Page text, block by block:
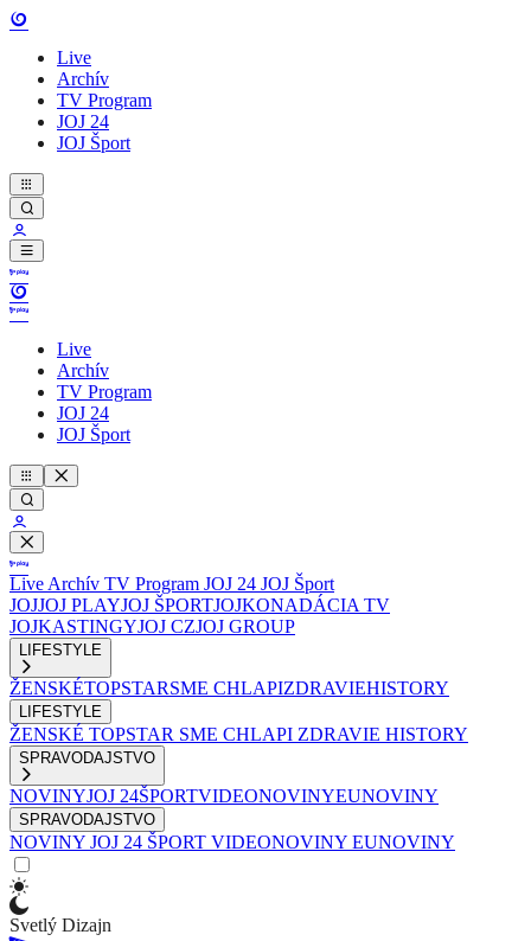
Live
Archív
TV Program
JOJ 24
JOJ Šport
Live
Archív
TV Program
JOJ 24
JOJ Šport
Live Archív TV Program JOJ 24 JOJ Šport
JOJJOJ PLAYJOJ ŠPORTJOJKONADÁCIA TV
JOJKASTINGYJOJ CZJOJ GROUP
LIFESTYLE
ŽENSKÉTOPSTARSME CHLAPIZDRAVIEHISTORY
LIFESTYLE
ŽENSKÉ TOPSTAR SME CHLAPI ZDRAVIE HISTORY
SPRAVODAJSTVO
NOVINYJOJ 24ŠPORTVIDEONOVINYEUNOVINY
SPRAVODAJSTVO
NOVINY JOJ 24 ŠPORT VIDEONOVINY EUNOVINY
Svetlý Dizajn